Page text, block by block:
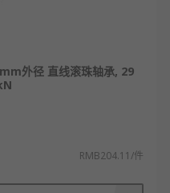
外径 直线滚珠轴承, 29
RMB204.11/件